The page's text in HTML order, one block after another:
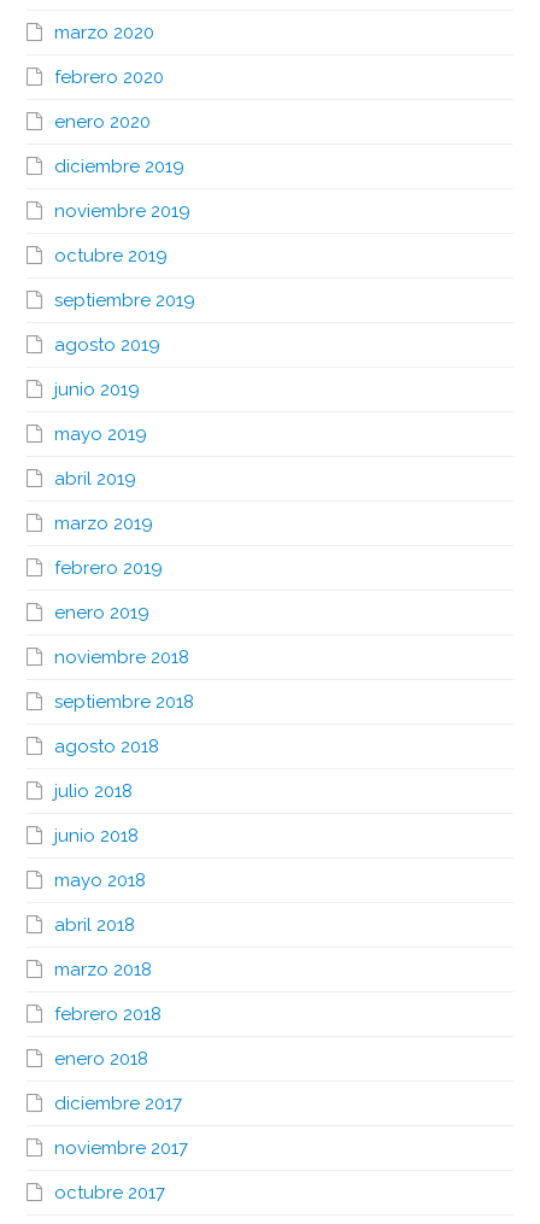
marzo 2020
febrero 2020
enero 2020
diciembre 2019
noviembre 2019
octubre 2019
septiembre 2019
agosto 2019
junio 2019
mayo 2019
abril 2019
marzo 2019
febrero 2019
enero 2019
noviembre 2018
septiembre 2018
agosto 2018
julio 2018
junio 2018
mayo 2018
abril 2018
marzo 2018
febrero 2018
enero 2018
diciembre 2017
noviembre 2017
octubre 2017